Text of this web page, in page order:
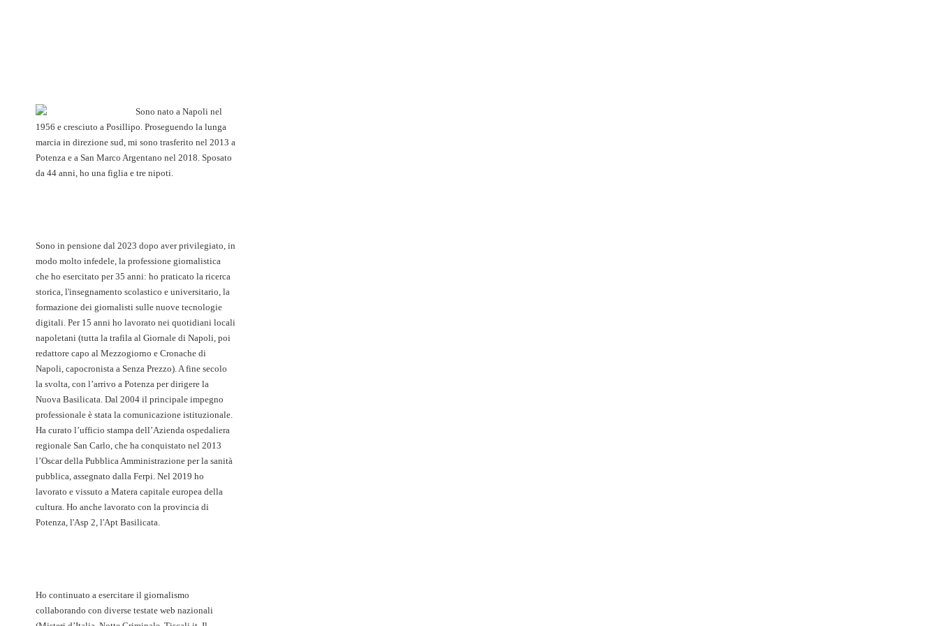
Sono nato a Napoli nel
1956 e cresciuto a Posillipo. Proseguendo la lunga
marcia in direzione sud, mi sono trasferito nel 2013 a
Potenza e a San Marco Argentano nel 2018. Sposato
da 44 anni, ho una figlia e tre nipoti.
Sono in pensione dal 2023 dopo aver privilegiato, in
modo molto infedele, la professione giornalistica
che ho esercitato per 35 anni: ho praticato la ricerca
storica, l'insegnamento scolastico e universitario, la
formazione dei giornalisti sulle nuove tecnologie
digitali. Per 15 anni ho lavorato nei quotidiani locali
napoletani (tutta la trafila al Giornale di Napoli, poi
redattore capo al Mezzogiorno e Cronache di
Napoli, capocronista a Senza Prezzo). A fine secolo
la svolta, con l’arrivo a Potenza per dirigere la
Nuova Basilicata. Dal 2004 il principale impegno
professionale è stata la comunicazione istituzionale.
Ha curato l’ufficio stampa dell’Azienda ospedaliera
regionale San Carlo, che ha conquistato nel 2013
l’Oscar della Pubblica Amministrazione per la sanità
pubblica, assegnato dalla Ferpi. Nel 2019 ho
lavorato e vissuto a Matera capitale europea della
cultura. Ho anche lavorato con la provincia di
Potenza, l'Asp 2, l'Apt Basilicata.
Ho continuato a esercitare il giornalismo
collaborando con diverse testate web nazionali